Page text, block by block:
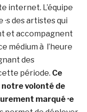
internet. L’équipe
·s des artistes qui
et accompagnent
médium à l’heure
des
période. Ce
volonté de
marqué ·e